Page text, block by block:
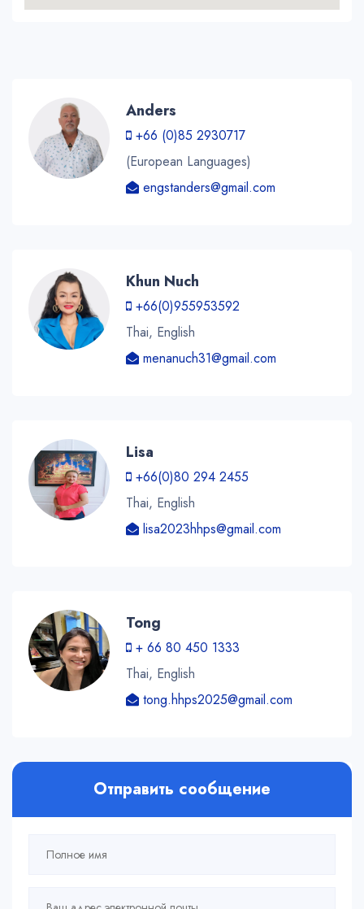
Anders
+66 (0)85 2930717
(European Languages)
engstanders@gmail.com
Khun Nuch
+66(0)955953592
Thai, English
menanuch31@gmail.com
Lisa
+66(0)80 294 2455
Thai, English
lisa2023hhps@gmail.com
Tong
+ 66 80 450 1333
Thai, English
tong.hhps2025@gmail.com
Отправить сообщение